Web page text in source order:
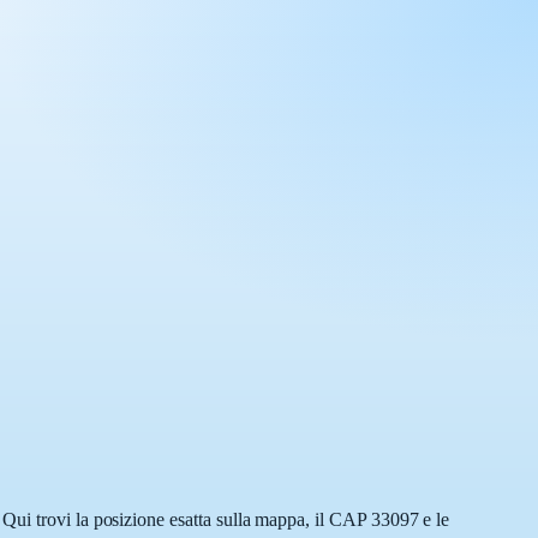
trovi la posizione esatta sulla mappa, il CAP 33097 e le